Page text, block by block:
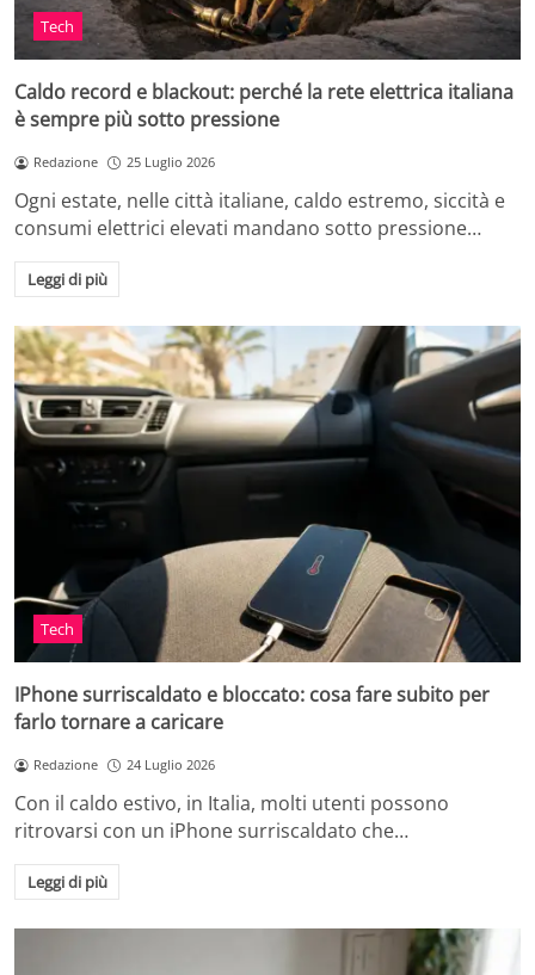
Tech
Caldo record e blackout: perché la rete elettrica italiana
è sempre più sotto pressione
Redazione 25 Luglio 2026
Ogni estate, nelle città italiane, caldo estremo, siccità e
consumi elettrici elevati mandano sotto pressione…
Leggi di più
Tech
IPhone surriscaldato e bloccato: cosa fare subito per
farlo tornare a caricare
Redazione 24 Luglio 2026
Con il caldo estivo, in Italia, molti utenti possono
ritrovarsi con un iPhone surriscaldato che…
Leggi di più